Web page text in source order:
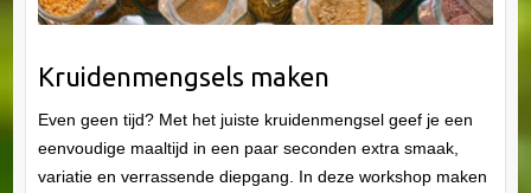
Kruidenmengsels maken
Even geen tijd? Met het juiste kruidenmengsel geef je een
eenvoudige maaltijd in een paar seconden extra smaak,
variatie en verrassende diepgang. In deze workshop maken